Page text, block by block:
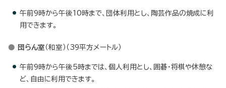
午前9時から午後10時まで、団体利用とし、陶芸作品の焼成に利
用できます。
団らん室 （和室）（39平方メートル）
午前9時から午後5時までは、個人利用とし、囲碁・将棋や休憩な
ど、自由に利用できます。